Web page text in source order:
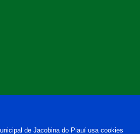
de Jacobina do Piauí usa cookies